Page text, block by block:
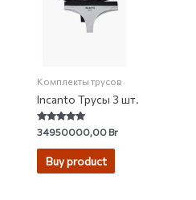
Комплекты трусов
Incanto Трусы 3 шт.
Rated
4.73
out of 5
34950000,00Br
Buy product